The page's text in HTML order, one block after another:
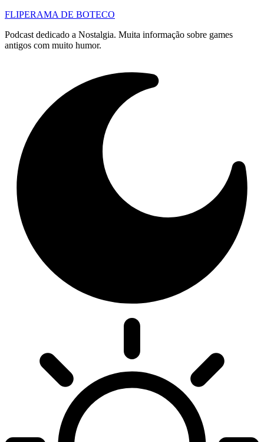
FLIPERAMA DE BOTECO
Podcast dedicado a Nostalgia. Muita informação sobre games
antigos com muito humor.